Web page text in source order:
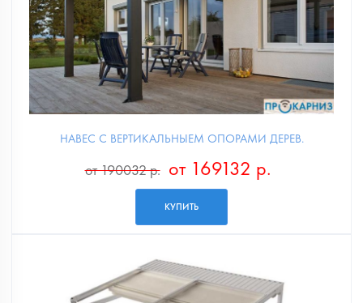
НАВЕС С ВЕРТИКАЛЬНЫЕМ ОПОРАМИ ДЕРЕВ.
от 190032 р. от 169132 р.
КУПИТЬ